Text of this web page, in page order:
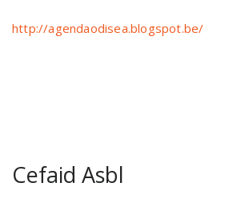
http://agendaodisea.blogspot.be/
Cefaid Asbl